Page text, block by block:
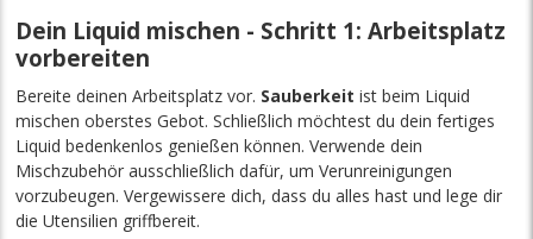
Dein Liquid mischen - Schritt 1: Arbeitsplatz
vorbereiten
Bereite deinen Arbeitsplatz vor. Sauberkeit ist beim Liquid
mischen oberstes Gebot. Schließlich möchtest du dein fertiges
Liquid bedenkenlos genießen können. Verwende dein
Mischzubehör ausschließlich dafür, um Verunreinigungen
vorzubeugen. Vergewissere dich, dass du alles hast und lege dir
die Utensilien griffbereit.